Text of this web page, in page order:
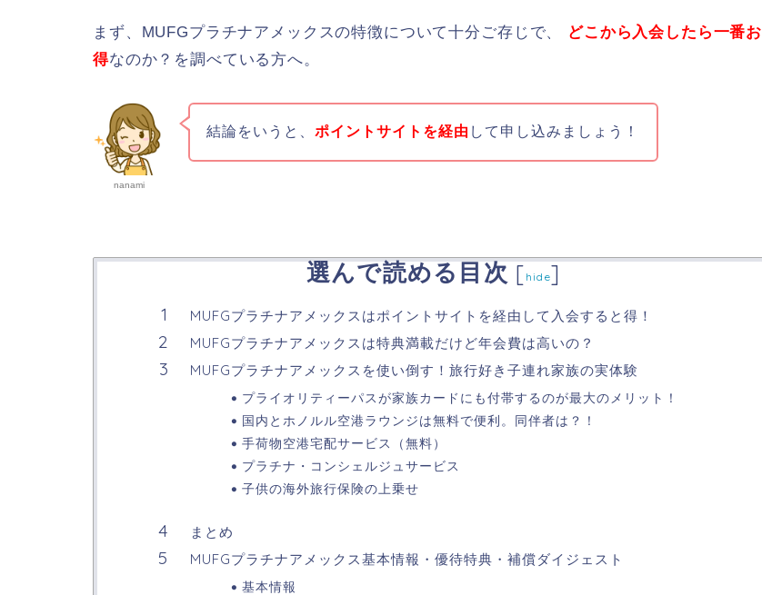
まず、MUFGプラチナアメックスの特徴について十分ご存じで、
どこから入会したら一番お
得なのか？を調べている方へ。
nanami
結論をいうと、ポイントサイトを経由 して申し込みましょう！
選んで読める目次 [ hide]
MUFGプラチナアメックスはポイントサイトを経由して入会すると得！
MUFGプラチナアメックスは特典満載だけど年会費は高いの？
MUFGプラチナアメックスを使い倒す！旅行好き子連れ家族の実体験
プライオリティーパスが家族カードにも付帯するのが最大のメリット！
国内とホノルル空港ラウンジは無料で便利。同伴者は？！
手荷物空港宅配サービス（無料）
プラチナ・コンシェルジュサービス
子供の海外旅行保険の上乗せ
まとめ
MUFGプラチナアメックス基本情報・優待特典・補償ダイジェスト
基本情報